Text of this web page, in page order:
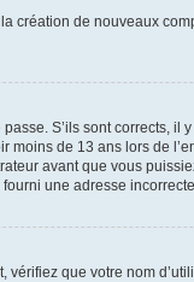
création de nouveaux
S’ils sont corrects, il
moins de 13 ans lors de
avant que vous
une adresse
que votre nom